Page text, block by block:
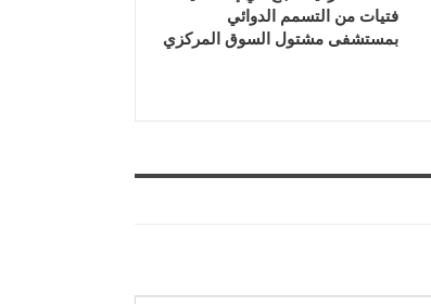
فتيات من التسمم الدوائي
بمستشفى مشتول السوق المركزي